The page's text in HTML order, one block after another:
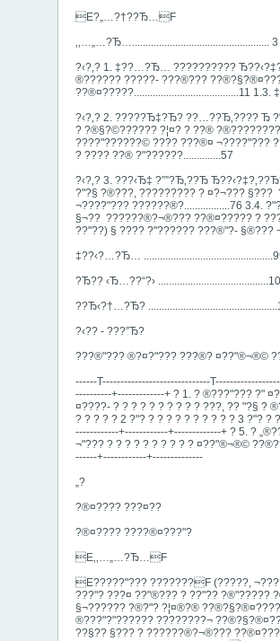
E?„…?†??Ђ…F
‚‚…„…?Ђ…................................................... 3
?‹?‚? 1. ‡??…?Ђ… ??????????
®????­?? ?????- ???­®???
??®¤?????.......................................11
?‹?‚? 2. ?????Ђ‡?Ђ? ??…??Ђ‚???? Ђ
? ?®§?©????­­?? ­?¦¤? ? ??®
????"??????© ???? ???®¤ ¬????"?­??
? ???? ??® ?"????­??..............57
?‹?‚? 3. ???‹Ђ‡ ?””?Ђ‚??Ђ
?­"?§ ?®???, ????????? ? ¤?­¬???
¬????"?­?? ??????®?.................76 3.4.
§¬?­? ­ ??????®?¬®??? ??®¤????? ?
??"??) § ???? ?"????­?? ???®"?- §®?­??
‡??‹?…?Ђ…
?Ђ?? ‹Ђ…??“?›
??Ђ‹?†…?Ђ?
?‹?? - ???”Ђ?
???®"­?­?? ®?¤?"?­?? ???®? ¤??"®¬­®©
------T------------------------------
----------+-------------+ ? 1. ? ®???"?­?? ?"­
¤????- ? ? ? ? ? ? ? ? ? ? ???, ?? ­"?§ ?
? ? ? ? ? 2 ?"? ? ? ? ? ? ? ? ? ? ? 3 ?"? ?
------------+------------+-------------+ ? 5. ?
¬"?­?? ? ? ? ? ? ? ? ? ? ? ¤??"®¬­®©
------+------------+--------------
„?
?®¤???? ???¤?­?
?®¤???? ????®¤???"?
E‚‚…„…?Ђ…F
E?????"?­?? ???????F (?????,
­???"?­ ???¤ ??"®??? ? ??"??
§¬?­????? ?®?"? ?¦¤®?®
®???"?"?????? ??????­??¬
??§­­?? §??? ? ??????®?¬®???